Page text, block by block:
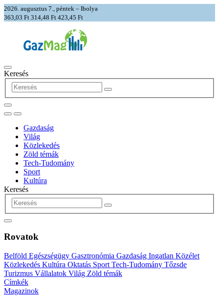
2026. augusztus 7., péntek – Ibolya
363,03 Ft 314,48 Ft 423,45 Ft
Keresés
Gazdaság
Világ
Közlekedés
Zöld témák
Tech-Tudomány
Sport
Kultúra
Keresés
Rovatok
Belföld Egészségügy Gasztronómia Gazdaság Ingatlan Közélet
Közlekedés Kultúra Oktatás Sport Tech-Tudomány Tőzsde
Turizmus Vállalatok Világ Zöld témák
Címkék
Magazinok